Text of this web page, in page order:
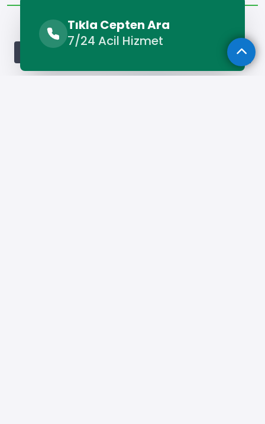
Tıkla Cepten Ara
7/24 Acil Hizmet
Benzer Hizmetler
Bala